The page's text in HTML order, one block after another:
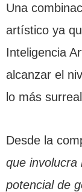
Una
artístico ya
Inteligencia
alcanzar el
lo más
Desde la
que involucra
potencial de